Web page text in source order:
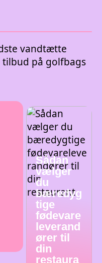
vandtætte
tilbud på golfbags
Sådan
vælger
du
bæredyg
tige
fødevare
leverand
ører til
din
restaura